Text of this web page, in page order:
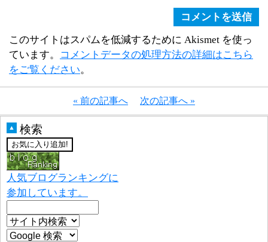
このサイトはスパムを低減するために Akismet を使っ
ています。
コメントデータの処理方法の詳細はこちら
をご覧ください。
« 前の記事へ 次の記事へ »
▲ 検索
人気ブログランキングに
参加しています。